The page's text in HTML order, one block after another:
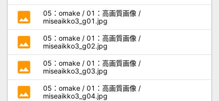
photo
05：omake / 01：高画質画像 /
miseaikko3_g01.jpg
photo
05：omake / 01：高画質画像 /
miseaikko3_g02.jpg
photo
05：omake / 01：高画質画像 /
miseaikko3_g03.jpg
photo
05：omake / 01：高画質画像 /
miseaikko3_g04.jpg